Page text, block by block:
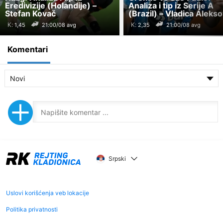
Eredivizije (Holandije) –
Stefan Kovač
K: 21:00/08 avg
Analiza i tip iz Serije A
(Brazil) – Vladica
K: 21:00/08 avg
Komentari
Novi
Srpski
Uslovi korišćenja veb lokacije
Politika privatnosti